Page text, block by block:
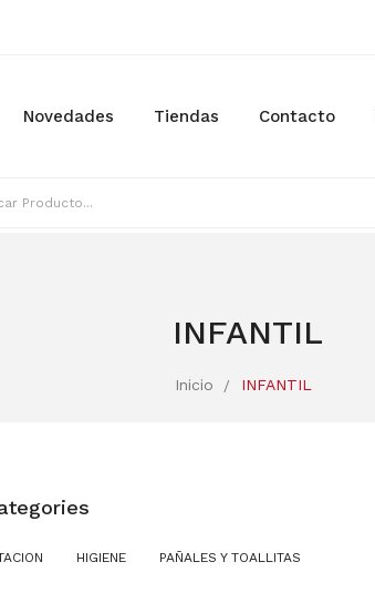
Novedades Tiendas Contacto
INFANTIL
Inicio INFANTIL
HIGIENE PAÑALES Y TOALLITAS